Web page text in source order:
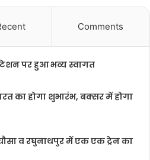
Comments
पर हुआ भव्य स्वागत
का होगा शुभारंभ, बक्सर में होगा
व रघुनाथपुर में एक एक ट्रेन का